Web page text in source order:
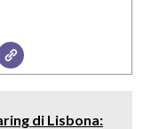
di Lisbona: